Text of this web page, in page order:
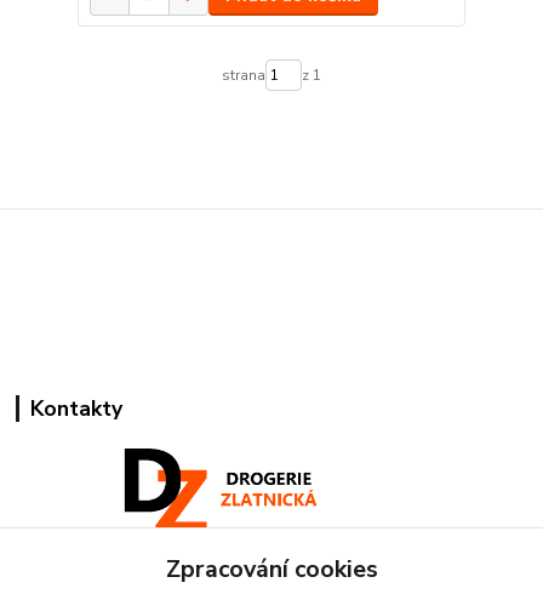
strana z 1
Kontakty
Pracovní doba:Zpracování cookies